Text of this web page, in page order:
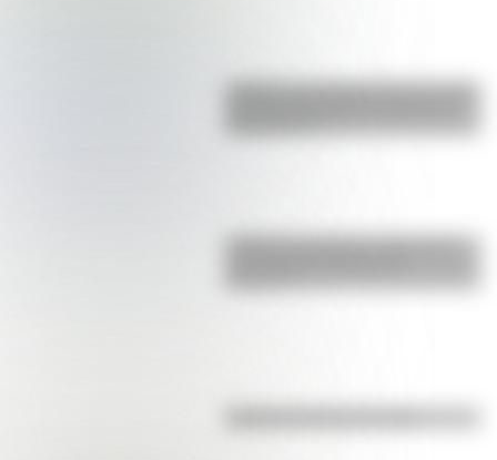
¿Sabías que Argentina tuvo la torre
Sudamérica?
¿Sabías que Buenos Aires tiene
Romano?